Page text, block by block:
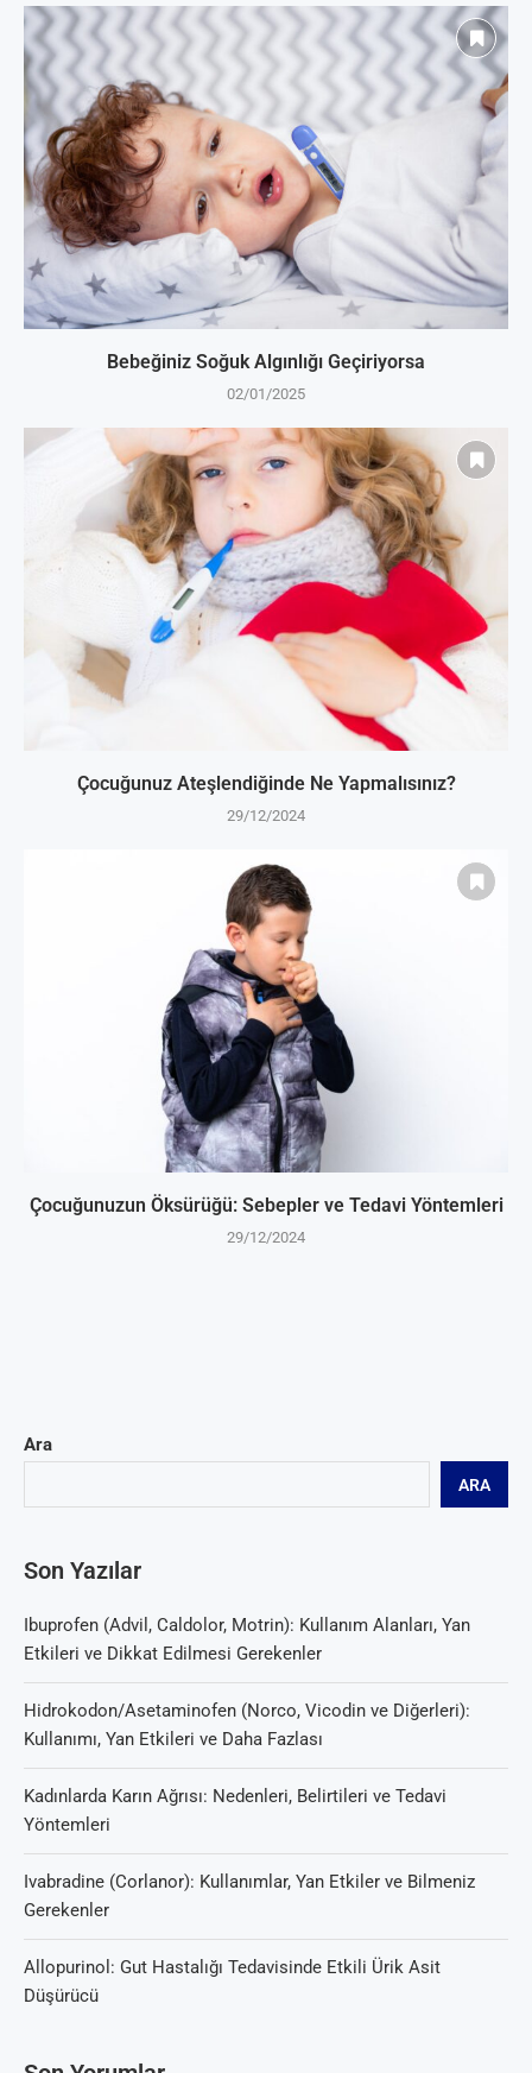
Bebeğiniz Soğuk Algınlığı Geçiriyorsa
02/01/2025
Çocuğunuz Ateşlendiğinde Ne Yapmalısınız?
29/12/2024
Çocuğunuzun Öksürüğü: Sebepler ve Tedavi Yöntemleri
29/12/2024
Ara
ARA
Son Yazılar
Ibuprofen (Advil, Caldolor, Motrin): Kullanım Alanları, Yan
Etkileri ve Dikkat Edilmesi Gerekenler
Hidrokodon/Asetaminofen (Norco, Vicodin ve Diğerleri):
Kullanımı, Yan Etkileri ve Daha Fazlası
Kadınlarda Karın Ağrısı: Nedenleri, Belirtileri ve Tedavi
Yöntemleri
Ivabradine (Corlanor): Kullanımlar, Yan Etkiler ve Bilmeniz
Gerekenler
Allopurinol: Gut Hastalığı Tedavisinde Etkili Ürik Asit
Düşürücü